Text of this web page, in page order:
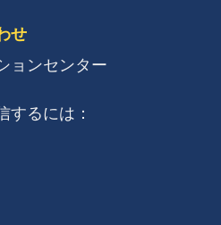
せ
ョンセンター
するには：